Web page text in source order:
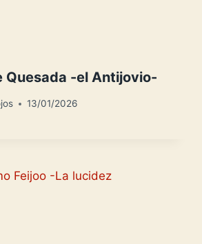
Quesada -el Antijovio-
13/01/2026